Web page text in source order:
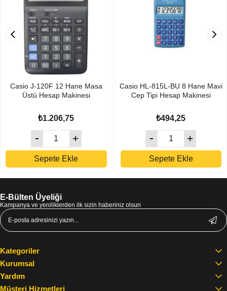
Casio J-120F 12 Hane Masa
Üstü Hesap Makinesi
₺1.206,75
Sepete Ekle
Casio HL-815L-BU 8 Hane Mavi
Cep Tipi Hesap Makinesi
₺494,25
Sepete Ekle
E-Bülten Üyeliği
Kampanya ve yeniliklerden ilk sizin haberiniz olsun
Kategoriler
Kurumsal
Yardım
Müşteri Hizmetleri